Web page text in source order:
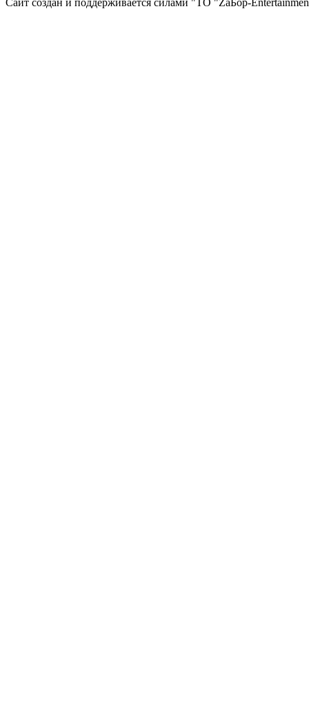
Сайт создан и поддерживается силами "ТО "ZаБор-